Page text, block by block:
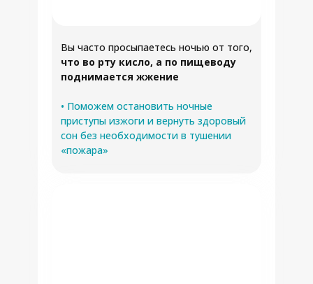
Вы часто просыпаетесь ночью от того,
что во рту кисло, а по пищеводу
поднимается жжение
• Поможем остановить ночные
приступы изжоги и вернуть здоровый
сон без необходимости в тушении
«пожара»